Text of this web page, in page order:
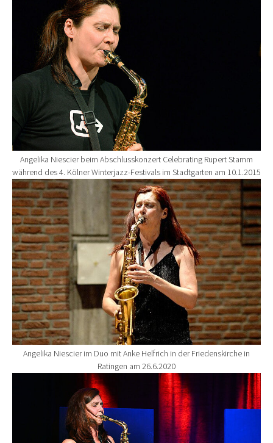
Angelika Niescier beim Abschlusskonzert Celebrating Rupert Stamm
während des 4. Kölner Winterjazz-Festivals im Stadtgarten am 10.1.2015
Show larger version for:
Angelika Niescier im Duo mit Anke Helfrich in der Friedenskirche in
Ratingen am 26.6.2020
Show larger version for: